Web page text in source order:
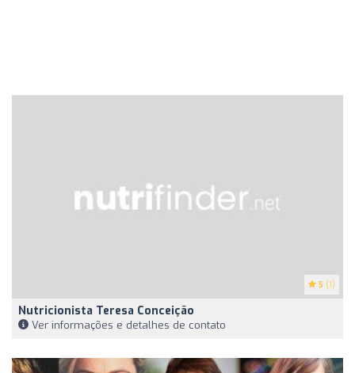
5 (1)
Nutricionista Teresa Conceição
Ver informações e detalhes de contato